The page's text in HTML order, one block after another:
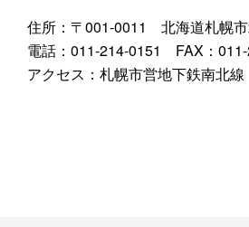
住所：〒001-0011 北海道札幌
電話：011-214-0151 FAX：
アクセス：札幌市営地下鉄南